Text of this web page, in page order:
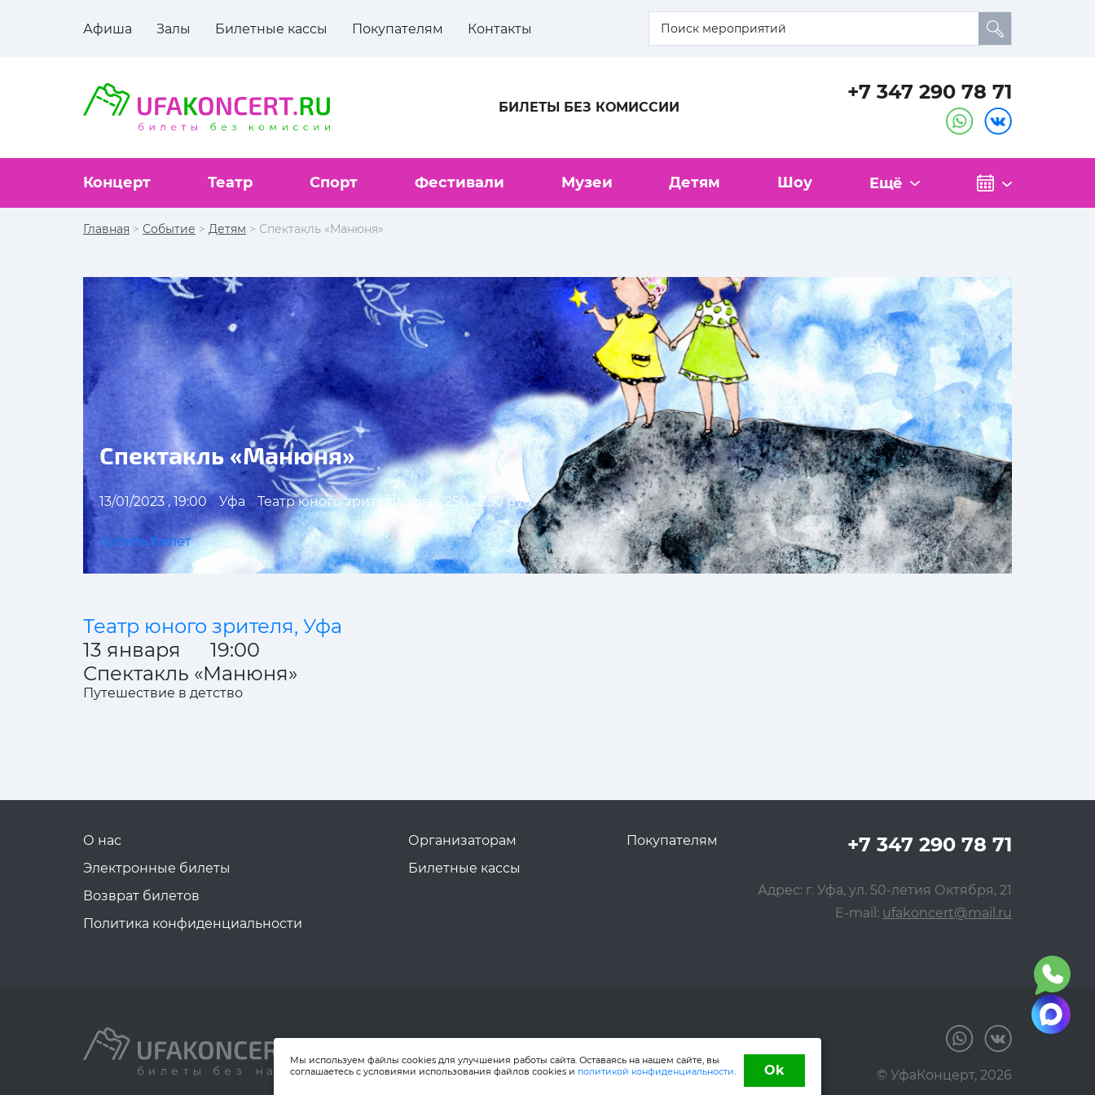
Афиша Залы Билетные кассы Покупателям Контакты
БИЛЕТЫ БЕЗ КОМИССИИ
+7 347 290 78 71
Концерт Театр Спорт Фестивали Музеи Детям Шоу Ещё
Главная > Событие > Детям > Спектакль «Манюня»
Спектакль «Манюня»
13/01/2023 , 19:00 Уфа Театр юного зрителя, Уфа 250 - 250 руб.
Купить билет
Театр юного зрителя, Уфа
13 января 19:00
Спектакль «Манюня»
Путешествие в детство
О нас
Электронные билеты
Возврат билетов
Политика конфиденциальности
Организаторам
Билетные кассы
Покупателям +7 347 290 78 71
Адрес: г. Уфа, ул. 50-летия Октября, 21
E-mail: ufakoncert@mail.ru
© УфаКонцерт, 2026
Мы используем файлы cookies для улучшения работы сайта. Оставаясь на нашем сайте, вы
соглашаетесь с условиями использования файлов cookies и политикой конфиденциальности. Ok